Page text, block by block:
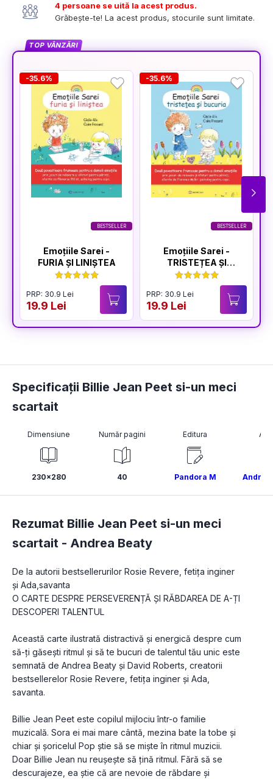
4 persoane se uită la acest produs.
Grăbește-te! La acest produs, stocurile sunt limitate.
TOP VÂNZĂRI
BESTSELLER
-35.6%
Emoțiile Sarei -
FURIA ȘI LINIȘTEA
PRP: 30.9 Lei
19.9 Lei
BESTSELLER
-35.6%
Emoțiile Sarei -
TRISTEȚEA ȘI
BUCURIA
PRP: 30.9 Lei
19.9 Lei
Specificații Billie Jean Peet si-un meci
scartait
Dimensiune
230x280
Număr pagini
40
Editura
Pandora M Andrea
Rezumat Billie Jean Peet si-un meci
scartait - Andrea Beaty
De la autorii bestsellerurilor Rosie Revere, fetița inginer
și Ada,savanta
O CARTE DESPRE PERSEVERENȚĂ ȘI RĂBDAREA DE A-ȚI
DESCOPERI TALENTUL
Această carte ilustrată distractivă și energică despre cum
să-ți găsești ritmul și să te bucuri de talentul tău unic este
semnată de Andrea Beaty și David Roberts, creatorii
bestsellerelor Rosie Revere, fetița inginer și Ada,
savanta.
Billie Jean Peet este copilul mijlociu într-o familie
muzicală. Sora ei mai mare cântă, mezina bate la tobe și
chiar și șoricelul Pop știe să se miște în ritmul muzicii.
Doar Billie Jean nu reușește să țină ritmul. Fără să se
descurajeze, ea știe că are nevoie de răbdare și